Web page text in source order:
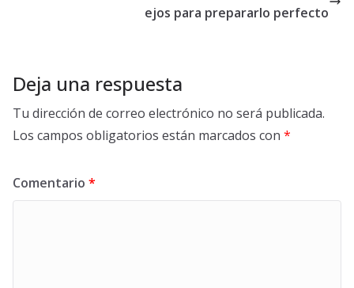
ejos para prepararlo perfecto
Deja una respuesta
Tu dirección de correo electrónico no será publicada.
Los campos obligatorios están marcados con *
Comentario *